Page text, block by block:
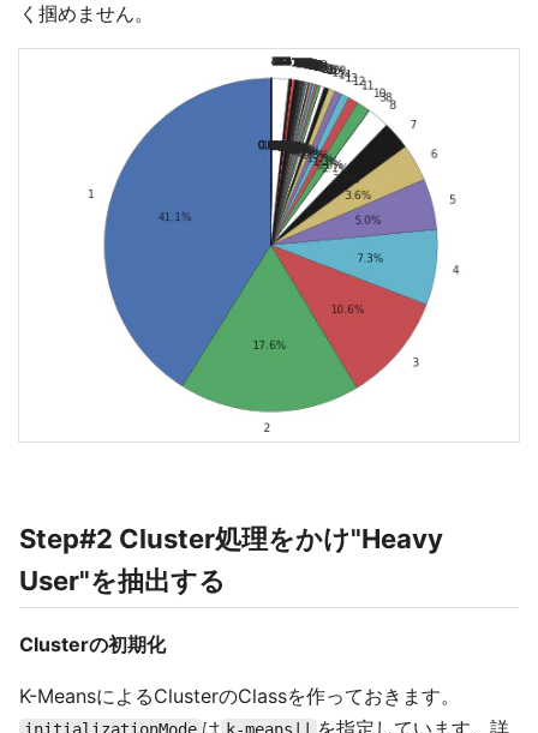
く掴めません。
Step#2 Cluster処理をかけ"Heavy
User"を抽出する
Clusterの初期化
K-MeansによるClusterのClassを作っておきます。
initializationMode は k-means||
を指定しています。詳